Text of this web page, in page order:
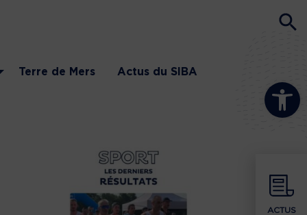
Ouvrir la
ACTUS
Terre de Mers Actus du SIBA